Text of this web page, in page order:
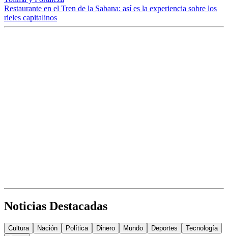
Restaurante en el Tren de la Sabana: así es la experiencia sobre los
rieles capitalinos
Noticias Destacadas
Cultura Nación Política Dinero Mundo Deportes
Tecnología